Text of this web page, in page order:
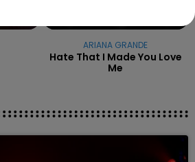
ARIANA GRANDE
Hate That I Made You Love
Me